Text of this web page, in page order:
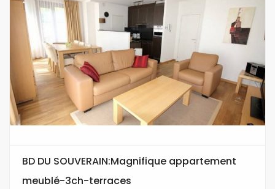
BD DU SOUVERAIN:Magnifique appartement
meublé-3ch-terraces